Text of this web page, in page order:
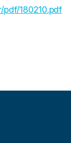
pdf/180210.pdf